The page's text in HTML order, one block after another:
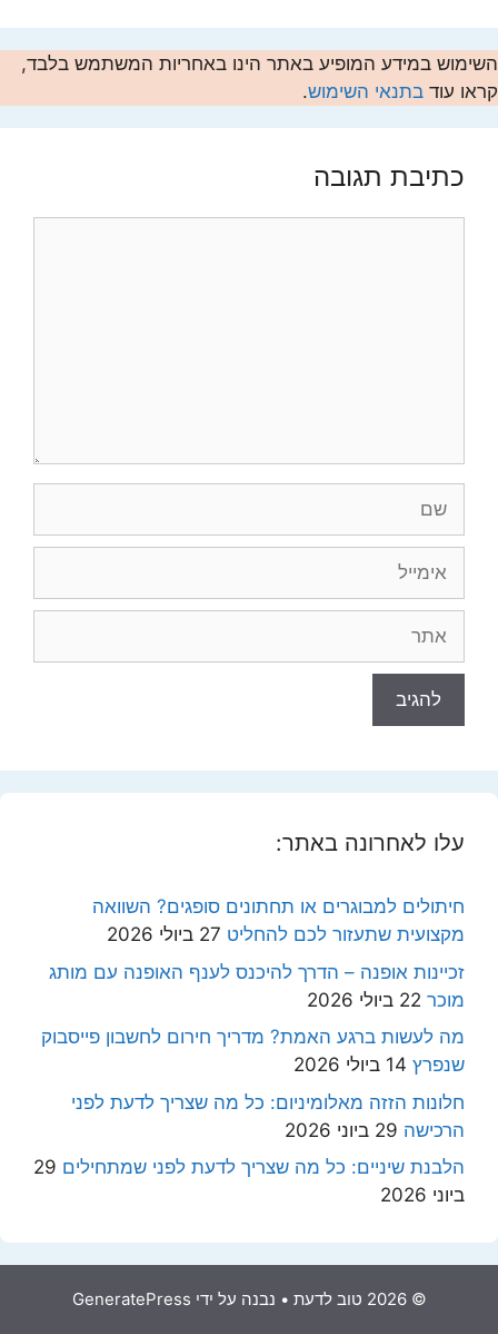
השימוש במידע המופיע באתר הינו באחריות המשתמש בלבד,
קראו עוד בתנאי השימוש.
כתיבת תגובה
עלו לאחרונה באתר:
חיתולים למבוגרים או תחתונים סופגים? השוואה
מקצועית שתעזור לכם להחליט 27 ביולי 2026
זכיינות אופנה – הדרך להיכנס לענף האופנה עם מותג
מוכר 22 ביולי 2026
מה לעשות ברגע האמת? מדריך חירום לחשבון פייסבוק
שנפרץ 14 ביולי 2026
חלונות הזזה מאלומיניום: כל מה שצריך לדעת לפני
הרכישה 29 ביוני 2026
הלבנת שיניים: כל מה שצריך לדעת לפני שמתחילים 29
ביוני 2026
© 2026 טוב לדעת • נבנה על ידי GeneratePress